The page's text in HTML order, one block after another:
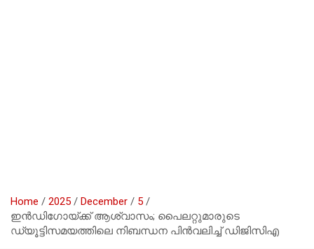
Home 2025 December
5
ഇൻഡിഗോയ്ക്ക് ആശ്വാസം; പൈലറ്റുമാരുടെ
ഡ്യൂട്ടിസമയത്തിലെ നിബന്ധന പിൻവലിച്ച് ഡിജിസിഎ